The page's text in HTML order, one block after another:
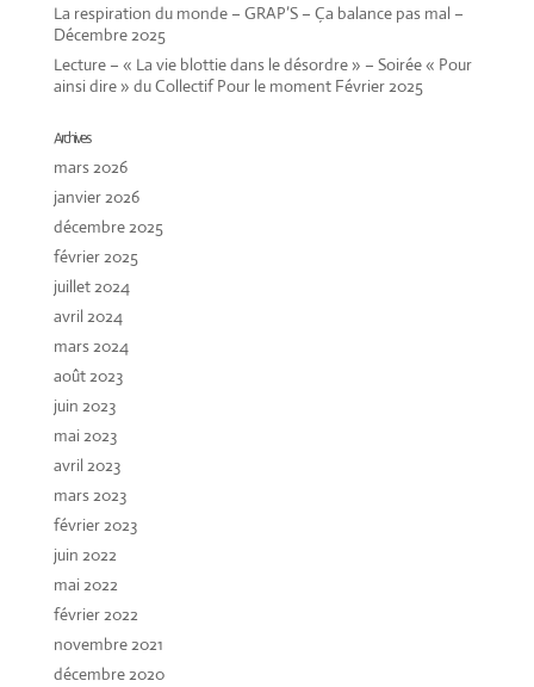
La respiration du monde – GRAP’S – Ça balance pas mal –
Décembre 2025
Lecture – « La vie blottie dans le désordre » – Soirée « Pour
ainsi dire » du Collectif Pour le moment Février 2025
Archives
mars 2026
janvier 2026
décembre 2025
février 2025
juillet 2024
avril 2024
mars 2024
août 2023
juin 2023
mai 2023
avril 2023
mars 2023
février 2023
juin 2022
mai 2022
février 2022
novembre 2021
décembre 2020